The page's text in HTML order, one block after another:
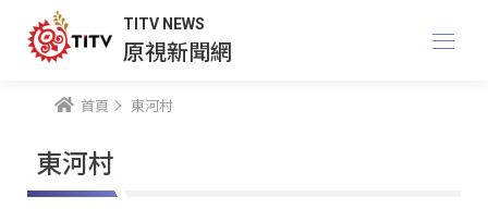
TITV NEWS
原視新聞網
首頁 東河村
東河村